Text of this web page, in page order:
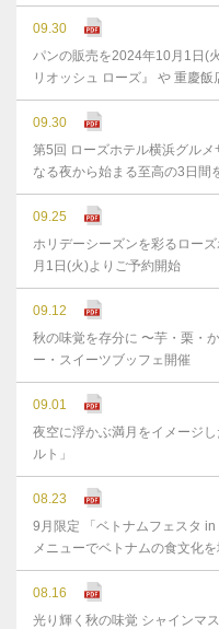
09.30
パンの販売を2024年10月1日(
リオッシュ ローズ』 や 重慶
09.30
第5回 ローズホテル横浜グル
なる夜から始まる至高の3日間
09.25
ホリデーシーズンを彩るロー
月1日(火)よりご予約開始
09.12
秋の味覚を存分に 〜芋・栗・
ー・スイーツブッフェ開催
09.01
夜空に浮かぶ満月をイメージ
ルト」
08.23
9月限定 「ベトナムフェスタ
メニューでベトナムの食文化
08.16
光り輝く秋の味覚 シャインマ